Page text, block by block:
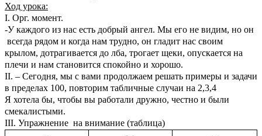
Ход урока:
I. Орг. момент.
-У каждого из нас есть добрый ангел. Мы его не видим, но он
всегда рядом и когда нам трудно, он гладит нас своим
крылом, дотрагивается до лба, трогает щеки, опускается на
плечи и нам становится спокойно и хорошо.
II. – Сегодня, мы с вами продолжаем решать примеры и задачи
в пределах 100, повторим табличные случаи на 2,3,4
Я хотела бы, чтобы вы работали дружно, честно и были
смекалистыми.
III. Упражнение на внимание (таблица)